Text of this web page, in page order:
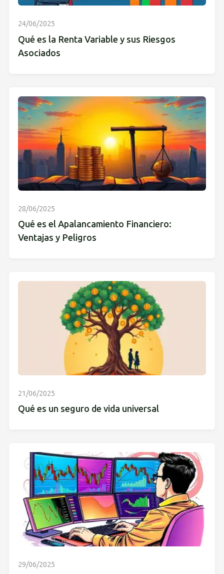
24/06/2025
Qué es la Renta Variable y sus Riesgos
Asociados
28/06/2025
Qué es el Apalancamiento Financiero:
Ventajas y Peligros
21/06/2025
Qué es un seguro de vida universal
29/06/2025